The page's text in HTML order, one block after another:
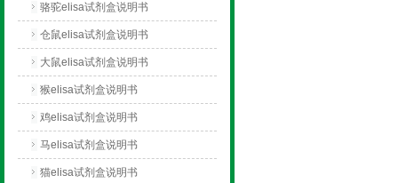
骆驼elisa试剂盒说明书
仓鼠elisa试剂盒说明书
大鼠elisa试剂盒说明书
猴elisa试剂盒说明书
鸡elisa试剂盒说明书
马elisa试剂盒说明书
猫elisa试剂盒说明书